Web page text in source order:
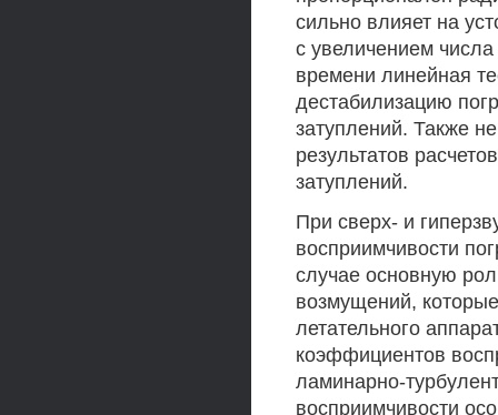
сильно влияет на
с увеличением
времени линейная
дестабилизацию
затуплений. Также
результатов
затуплений.
При сверх- и
восприимчивости
случае основную
возмущений,
летательного
коэффициентов
ламинарно-
восприимчивости